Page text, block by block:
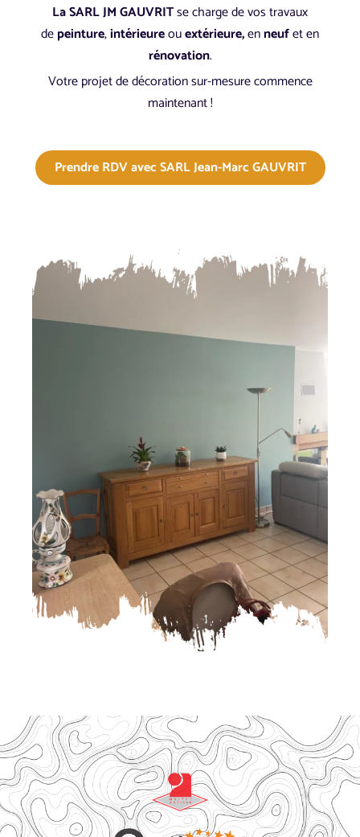
La SARL JM GAUVRITse charge de vos travaux
depeinture,intérieureouextérieure,enneufet en
rénovation.
Votre projet de décoration sur-mesure commence
maintenant !
Prendre RDV avec SARL Jean-Marc GAUVRIT